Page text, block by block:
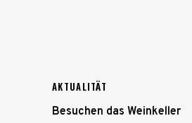
AKTUALITÄT
Besuchen das Weinkeller